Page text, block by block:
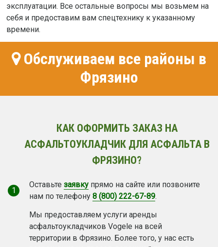
эксплуатации. Все остальные вопросы мы возьмем на
себя и предоставим вам спецтехнику к указанному
времени.
Обслуживаем все районы в
Фрязино
КАК ОФОРМИТЬ ЗАКАЗ НА
АСФАЛЬТОУКЛАДЧИК ДЛЯ АСФАЛЬТА В
ФРЯЗИНО?
1
Оставьте заявку прямо на сайте или позвоните
нам по телефону 8 (800) 222-67-89.
Мы предоставляем услуги аренды
асфальтоукладчиков Vogele на всей
территории в Фрязино. Более того, у нас есть